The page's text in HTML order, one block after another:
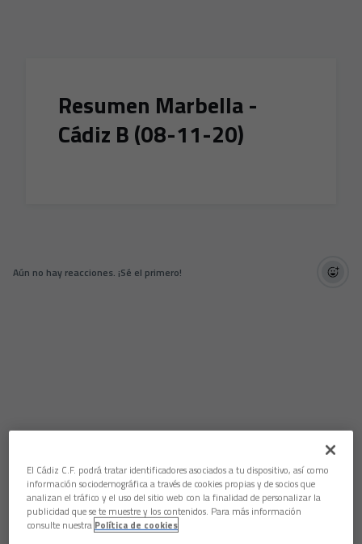
Resumen Marbella -
Cádiz B (08-11-20)
Aún no hay reacciones. ¡Sé el primero!
El Cádiz C.F. podrá tratar identificadores asociados a tu dispositivo, así como
información sociodemográfica a través de cookies propias y de socios que
analizan el tráfico y el uso del sitio web con la finalidad de personalizar la
publicidad que se te muestre y los contenidos. Para más información
consulte nuestra Política de cookies